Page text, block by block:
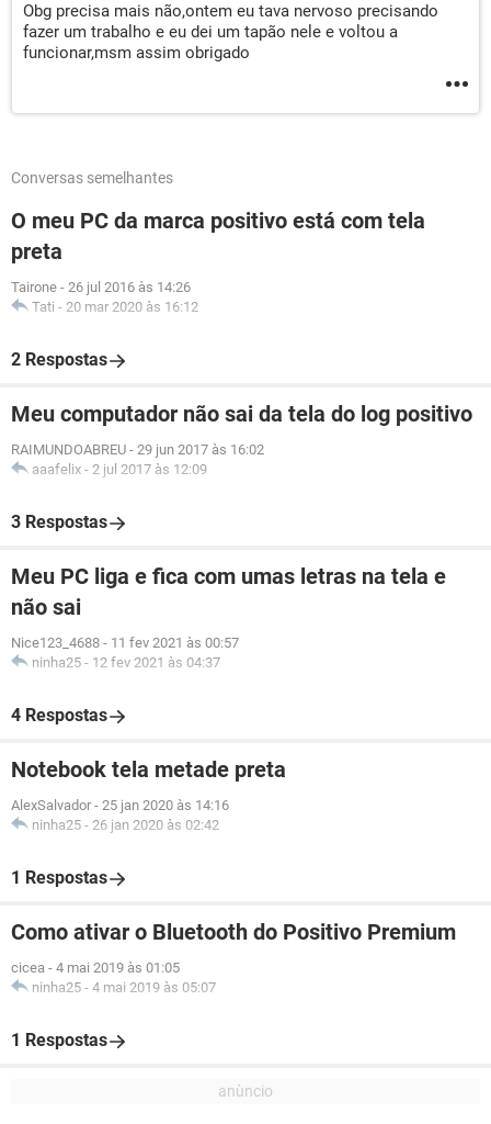
Obg precisa mais não,ontem eu tava nervoso precisando
fazer um trabalho e eu dei um tapão nele e voltou a
funcionar,msm assim obrigado
Conversas semelhantes
O meu PC da marca positivo está com tela
preta
Tairone - 26 jul 2016 às 14:26
Tati - 20 mar 2020 às 16:12
2 Respostas
Meu computador não sai da tela do log positivo
RAIMUNDOABREU - 29 jun 2017 às 16:02
aaafelix - 2 jul 2017 às 12:09
3 Respostas
Meu PC liga e fica com umas letras na tela e
não sai
Nice123_4688 - 11 fev 2021 às 00:57
ninha25 - 12 fev 2021 às 04:37
4 Respostas
Notebook tela metade preta
AlexSalvador - 25 jan 2020 às 14:16
ninha25 - 26 jan 2020 às 02:42
1 Respostas
Como ativar o Bluetooth do Positivo Premium
cicea - 4 mai 2019 às 01:05
ninha25 - 4 mai 2019 às 05:07
1 Respostas